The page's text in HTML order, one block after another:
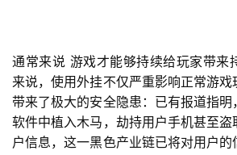
游
戏
业
界
通常来说 游戏才能够持续给玩家带来
来说，使用外挂不仅严重影响正常游
带来了极大的安全隐患：已有报道指
软件中植入木马，劫持用户手机甚至
户信息，这一黑色产业链已将对用户